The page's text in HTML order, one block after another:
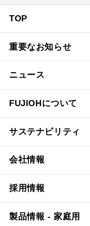
TOP
重要なお知らせ
ニュース
FUJIOHについて
サステナビリティ
会社情報
採用情報
製品情報 - 家庭用